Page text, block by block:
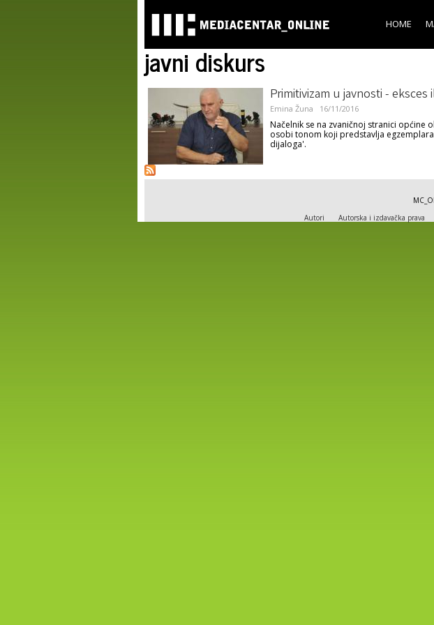
HOME
javni diskurs
Primitivizam u javnosti - eksces
Emina Žuna 16/11/2016
Načelnik se na zvaničnoj stranici općine
osobi tonom koji predstavlja
dijaloga'.
Autori
Autorska i izdavačka prava